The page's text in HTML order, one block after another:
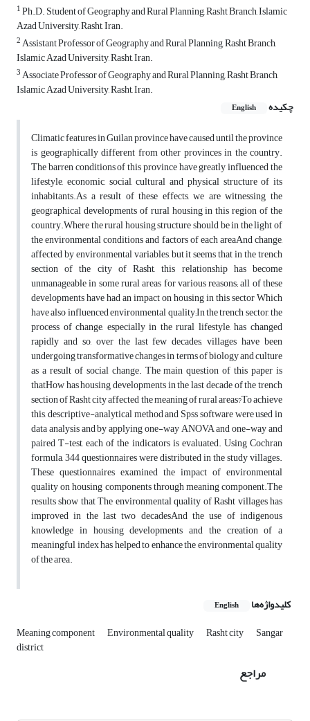
1Ph.D. Student of Geography and Rural Planning, Rasht Branch, Islamic
Azad University, Rasht, Iran.
2Assistant Professor of Geography and Rural Planning, Rasht Branch,
Islamic Azad University, Rasht, Iran.
3Associate Professor of Geography and Rural Planning, Rasht Branch,
Islamic Azad University, Rasht, Iran.
چکیده
English
Climatic features in Guilan province have caused until the province
is geographically different from other provinces in the country.
The barren conditions of this province have greatly influenced the
lifestyle, economic, social, cultural and physical structure of its
inhabitants.As a result of these effects, we are witnessing the
geographical developments of rural housing in this region of the
country.Where the rural housing structure should be in the light of
the environmental conditions and factors of each areaAnd change,
affected by environmental variables, but it seems that in the trench
section of the city of Rasht, this relationship has become
unmanageable in some rural areas for various reasons; all of these
developments have had an impact on housing in this sector Which
have also influenced environmental quality;In the trench sector, the
process of change, especially in the rural lifestyle, has changed
rapidly and so, over the last few decades, villages have been
undergoing transformative changes in terms of biology and culture
as a result of social change. The main question of this paper is
thatHow has housing developments in the last decade of the trench
section of Rasht city affected the meaning of rural areas?To achieve
this, descriptive-analytical method and Spss software were used in
data analysis and by applying one-way ANOVA and one-way and
paired T-test, each of the indicators is evaluated. Using Cochran
formula, 344 questionnaires were distributed in the study villages.
These questionnaires examined the impact of environmental
quality on housing components through meaning component.The
results show that The environmental quality of Rasht villages has
improved in the last two decadesAnd the use of indigenous
knowledge in housing developments and the creation of a
meaningful index has helped to enhance the environmental quality
of the area.
کلیدواژه‌ها English
Meaning component Environmental quality Rasht city Sangar
district
مراجع